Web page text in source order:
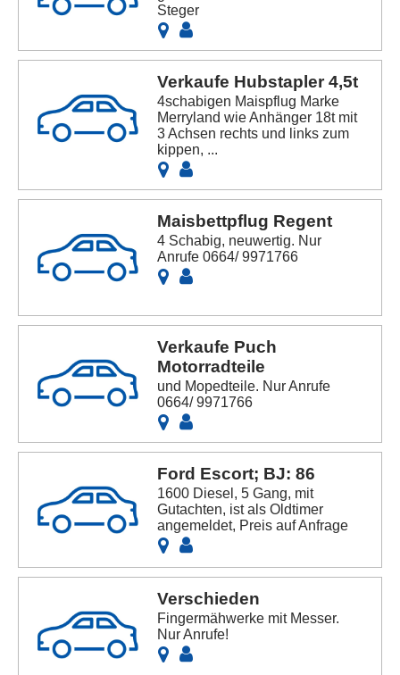
Steger
Verkaufe Hubstapler 4,5t
4schabigen Maispflug Marke
Merryland wie Anhänger 18t mit
3 Achsen rechts und links zum
kippen, ...
Maisbettpflug Regent
4 Schabig, neuwertig. Nur
Anrufe 0664/ 9971766
Verkaufe Puch
Motorradteile
und Mopedteile. Nur Anrufe
0664/ 9971766
Ford Escort; BJ: 86
1600 Diesel, 5 Gang, mit
Gutachten, ist als Oldtimer
angemeldet, Preis auf Anfrage
Verschieden
Fingermähwerke mit Messer.
Nur Anrufe!